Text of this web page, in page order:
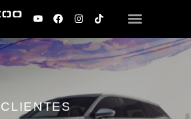
CLIENTES